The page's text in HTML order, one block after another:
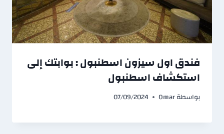
فندق اول سيزون اسطنبول : بوابتك إلى
استكشاف اسطنبول
بواسطةOmar
07/09/2024